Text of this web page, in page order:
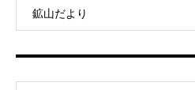
鉱山だより